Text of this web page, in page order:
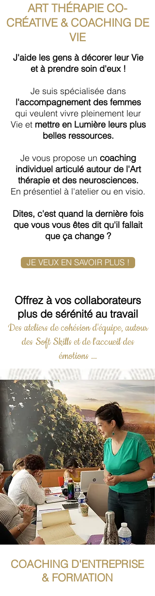
ART THÉRAPIE CO-
CRÉATIVE & COACHING DE
VIE
J'aide les gens à décorer leur Vie
et à prendre soin d'eux !
Je suis spécialisée dans
l'accompagnement des femmes
qui veulent vivre pleinement leur
Vie et mettre en Lumière leurs plus
belles ressources.
Je vous propose un coaching
individuel articulé autour de l'Art
thérapie et des neurosciences.
En présentiel à l'atelier ou en visio.
Dites, c'est quand la dernière fois
que vous vous êtes dit qu'il fallait
que ça change ?
JE VEUX EN SAVOIR PLUS !
Offrez à vos collaborateurs
plus de sérénité au travail
Des ateliers de cohésion d'équipe, autour
des Soft Skills et de l'accueil des
émotions ...
COACHING D'ENTREPRISE
& FORMATION